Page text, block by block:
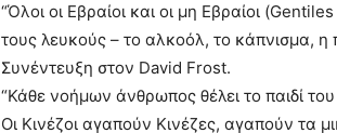
“Όλοι οι Εβραίοι και οι μη Εβραίοι
τους λευκούς – το αλκοόλ, το κάπνισμα, η
Συνέντευξη στον David Frost.
“Κάθε νοήμων άνθρωπος θέλει το παιδί
Οι Κινέζοι αγαπούν Κινέζες, αγαπούν τα